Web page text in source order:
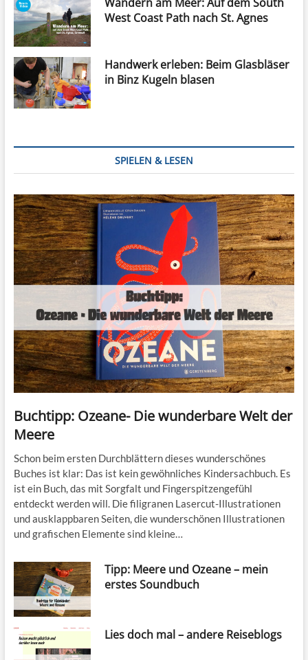
West Coast Path nach St. Agnes
Handwerk erleben: Beim Glasbläser
in Binz Kugeln blasen
SPIELEN & LESEN
Buchtipp: Ozeane- Die wunderbare Welt der
Meere
Schon beim ersten Durchblättern dieses wunderschönes
Buches ist klar: Das ist kein gewöhnliches Kindersachbuch. Es
ist ein Buch, das mit Sorgfalt und Fingerspitzengefühl
entdeckt werden will. Die filigranen Lasercut-Illustrationen
und ausklappbaren Seiten, die wunderschönen Illustrationen
und grafischen Elemente sind kleine…
Tipp: Meere und Ozeane – mein
erstes Soundbuch
Lies doch mal – andere Reiseblogs